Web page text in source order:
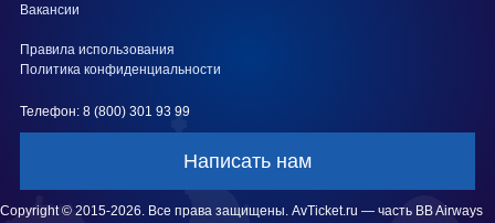
Вакансии
Правила использования
Политика конфиденциальности
Телефон: 8 (800) 301 93 99
Написать нам
Copyright © 2015-2026. Все права защищены. AvTicket.ru — часть BB Airways